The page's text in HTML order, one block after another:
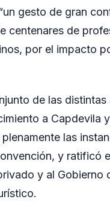
gesto de gran
centenares de
por el impacto
de las
a Capdevila
las
y ratificó
y al Gobierno